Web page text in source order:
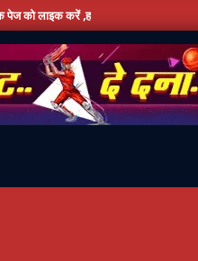
सबस्क्राइब जरूर करें,दिन भर की तमाम